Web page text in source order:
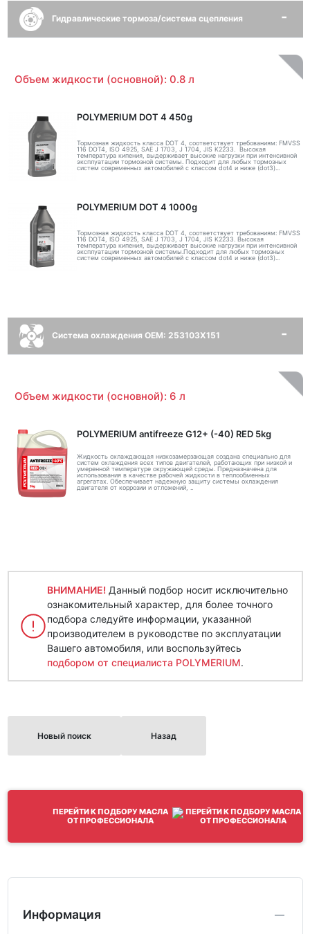
Гидравлические тормоза/система сцепления
Объем жидкости (основной): 0.8 л
POLYMERIUM DOT 4 450g
Тормозная жидкость класса DOT 4, соответствует требованиям: FMVSS
116 DOT4, ISO 4925, SAE J 1703, J 1704, JIS K2233. Высокая
температура кипения, выдерживает высокие нагрузки при интенсивной
эксплуатации тормозной системы. Подходит для любых тормозных
систем современных автомобилей с классом dot4 и ниже (dot3)...
POLYMERIUM DOT 4 1000g
Тормозная жидкость класса DOT 4, соответствует требованиям: FMVSS
116 DOT4, ISO 4925, SAE J 1703, J 1704, JIS K2233. Высокая
температура кипения, выдерживает высокие нагрузки при интенсивной
эксплуатации тормозной системы.Подходит для любых тормозных
систем современных автомобилей с классом dot4 и ниже (dot3)...
Система охлаждения OEM: 253103X151
Объем жидкости (основной): 6 л
POLYMERIUM antifreeze G12+ (-40) RED 5kg
Жидкость охлаждающая низкозамерзающая создана специально для
систем охлаждения всех типов двигателей, работающих при низкой и
умеренной температуре окружающей среды. Предназначена для
использования в качестве рабочей жидкости в теплообменных
агрегатах. Обеспечивает надежную защиту системы охлаждения
двигателя от коррозии и отложений, ..
ВНИМАНИЕ! Данный подбор носит исключительно
ознакомительный характер, для более точного
подбора следуйте информации, указанной
производителем в руководстве по эксплуатации
Вашего автомобиля, или воспользуйтесь
подбором от специалиста POLYMERIUM.
Новый поиск Назад
ПЕРЕЙТИ К ПОДБОРУ МАСЛА
ОТ ПРОФЕССИОНАЛА
Информация